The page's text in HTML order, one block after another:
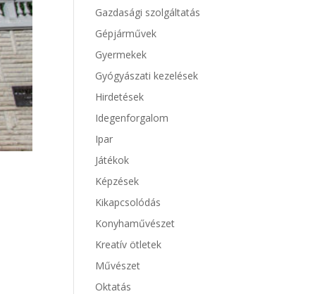
Gazdasági szolgáltatás
Gépjárművek
Gyermekek
Gyógyászati kezelések
Hirdetések
Idegenforgalom
Ipar
Játékok
Képzések
Kikapcsolódás
Konyhaművészet
Kreatív ötletek
Művészet
Oktatás